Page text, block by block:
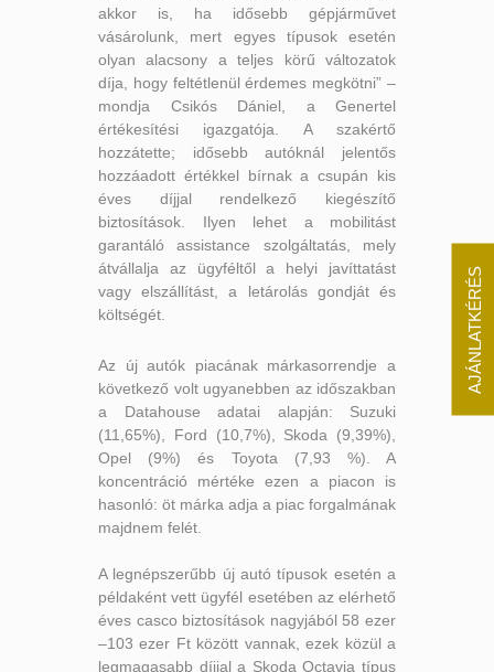
AJÁNLATKÉRÉS
akkor is, ha idősebb gépjárművet
vásárolunk, mert egyes típusok esetén
olyan alacsony a teljes körű változatok
díja, hogy feltétlenül érdemes megkötni” –
mondja Csikós Dániel, a Genertel
értékesítési igazgatója. A szakértő
hozzátette; idősebb autóknál jelentős
hozzáadott értékkel bírnak a csupán kis
éves díjjal rendelkező kiegészítő
biztosítások. Ilyen lehet a mobilitást
garantáló assistance szolgáltatás, mely
átvállalja az ügyféltől a helyi javíttatást
vagy elszállítást, a letárolás gondját és
költségét.
Az új autók piacának márkasorrendje a
következő volt ugyanebben az időszakban
a Datahouse adatai alapján: Suzuki
(11,65%), Ford (10,7%), Skoda (9,39%),
Opel (9%) és Toyota (7,93 %). A
koncentráció mértéke ezen a piacon is
hasonló: öt márka adja a piac forgalmának
majdnem felét.
A legnépszerűbb új autó típusok esetén a
példaként vett ügyfél esetében az elérhető
éves casco biztosítások nagyjából 58 ezer
–103 ezer Ft között vannak, ezek közül a
legmagasabb díjjal a Skoda Octavia típus